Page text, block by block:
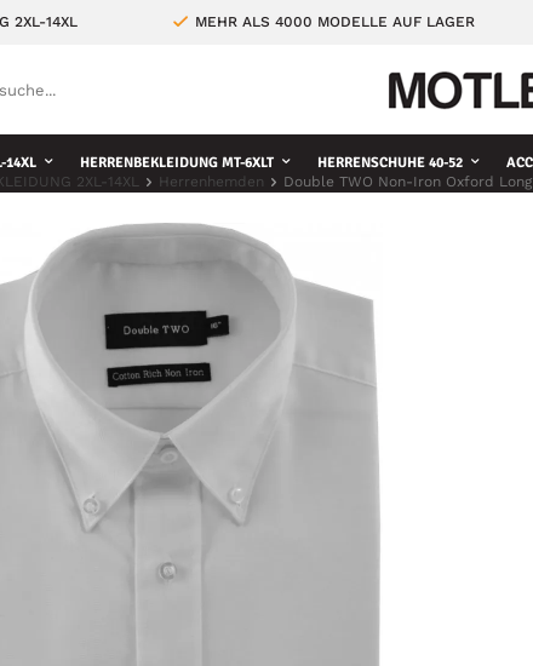
2XL-14XL MEHR ALS 4000 MODELLE AUF LAGER
14XL HERRENBEKLEIDUNG MT-6XLT HERRENSCHUHE 40-52
2XL-14XL Herrenhemden Double TWO Non-Iron Oxford